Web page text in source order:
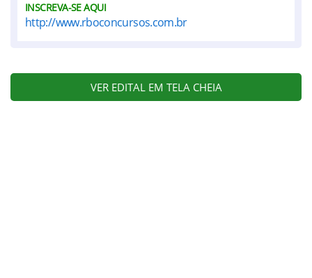
INSCREVA-SE AQUI
http://www.rboconcursos.com.br
VER EDITAL EM TELA CHEIA